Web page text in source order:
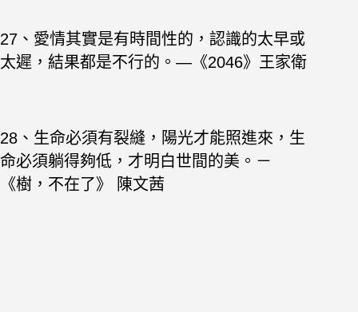
27、愛情其實是有時間性的，認識的太早或
太遲，結果都是不行的。—《2046》王家衛
28、生命必須有裂縫，陽光才能照進來，生
命必須躺得夠低，才明白世間的美。－
《樹，不在了》 陳文茜